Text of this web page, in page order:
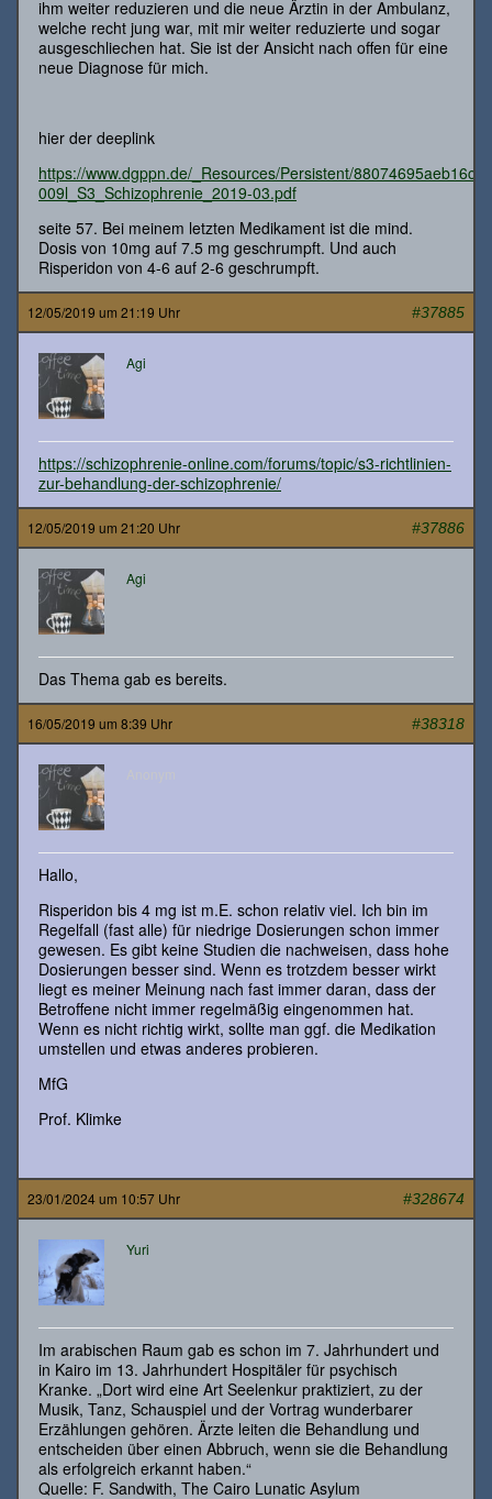
ihm weiter reduzieren und die neue Ärztin in der Ambulanz,
welche recht jung war, mit mir weiter reduzierte und sogar
ausgeschliechen hat. Sie ist der Ansicht nach offen für eine
neue Diagnose für mich.
hier der deeplink
https://www.dgppn.de/_Resources/Persistent/
009l_S3_Schizophrenie_2019-03.pdf
seite 57. Bei meinem letzten Medikament ist die mind.
Dosis von 10mg auf 7.5 mg geschrumpft. Und auch
Risperidon von 4-6 auf 2-6 geschrumpft.
12/05/2019 um 21:19 Uhr #37885
Agi
https://schizophrenie-online.com/forums/topic/s3-richtlinien-
zur-behandlung-der-schizophrenie/
12/05/2019 um 21:20 Uhr #37886
Agi
Das Thema gab es bereits.
16/05/2019 um 8:39 Uhr #38318
Hallo,
Risperidon bis 4 mg ist m.E. schon relativ viel. Ich bin im
Regelfall (fast alle) für niedrige Dosierungen schon immer
gewesen. Es gibt keine Studien die nachweisen, dass hohe
Dosierungen besser sind. Wenn es trotzdem besser wirkt
liegt es meiner Meinung nach fast immer daran, dass der
Betroffene nicht immer regelmäßig eingenommen hat.
Wenn es nicht richtig wirkt, sollte man ggf. die Medikation
umstellen und etwas anderes probieren.
MfG
Prof. Klimke
23/01/2024 um 10:57 Uhr #328674
Yuri
Im arabischen Raum gab es schon im 7. Jahrhundert und
in Kairo im 13. Jahrhundert Hospitäler für psychisch
Kranke. „Dort wird eine Art Seelenkur praktiziert, zu der
Musik, Tanz, Schauspiel und der Vortrag wunderbarer
Erzählungen gehören. Ärzte leiten die Behandlung und
entscheiden über einen Abbruch, wenn sie die Behandlung
als erfolgreich erkannt haben.“
Quelle: F. Sandwith, The Cairo Lunatic Asylum